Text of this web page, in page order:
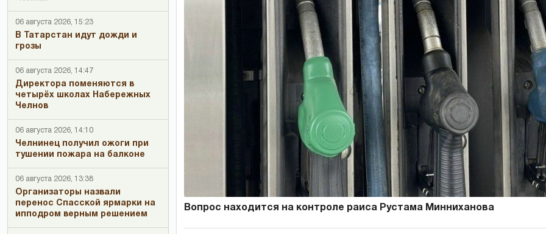
06 августа 2026, 15:23
В Татарстан идут дожди и
грозы
06 августа 2026, 14:47
Директора поменяются в
четырёх школах Набережных
Челнов
06 августа 2026, 14:10
Челнинец получил ожоги при
тушении пожара на балконе
06 августа 2026, 13:38
Организаторы назвали
перенос Спасской ярмарки на
ипподром верным решением
Вопрос находится на контроле раиса Рустама Минниханова